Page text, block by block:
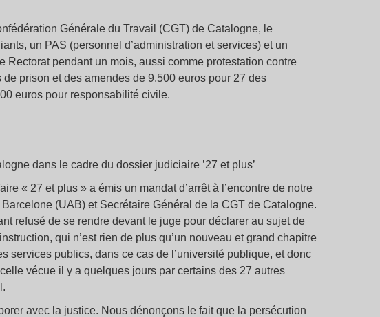
Générale du Travail (CGT) de Catalogne, le
un PAS (personnel d’administration et services) et un
Rectorat pendant un mois, aussi comme protestation contre
prison et des amendes de 9.500 euros pour 27 des
euros pour responsabilité civile.
dans le cadre du dossier judiciaire ’27 et plus’
« 27 et plus » a émis un mandat d’arrêt à l’encontre de notre
(UAB) et Secrétaire Général de la CGT de Catalogne.
refusé de se rendre devant le juge pour déclarer au sujet de
qui n’est rien de plus qu’un nouveau et grand chapitre
services publics, dans ce cas de l’université publique, et donc
vécue il y a quelques jours par certains des 27 autres
avec la justice. Nous dénonçons le fait que la persécution